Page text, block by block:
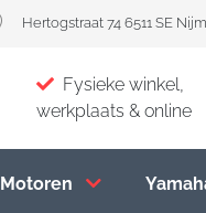
Hertogstraat 74 6511 SE
Fysieke winkel,
werkplaats & online
Motoren